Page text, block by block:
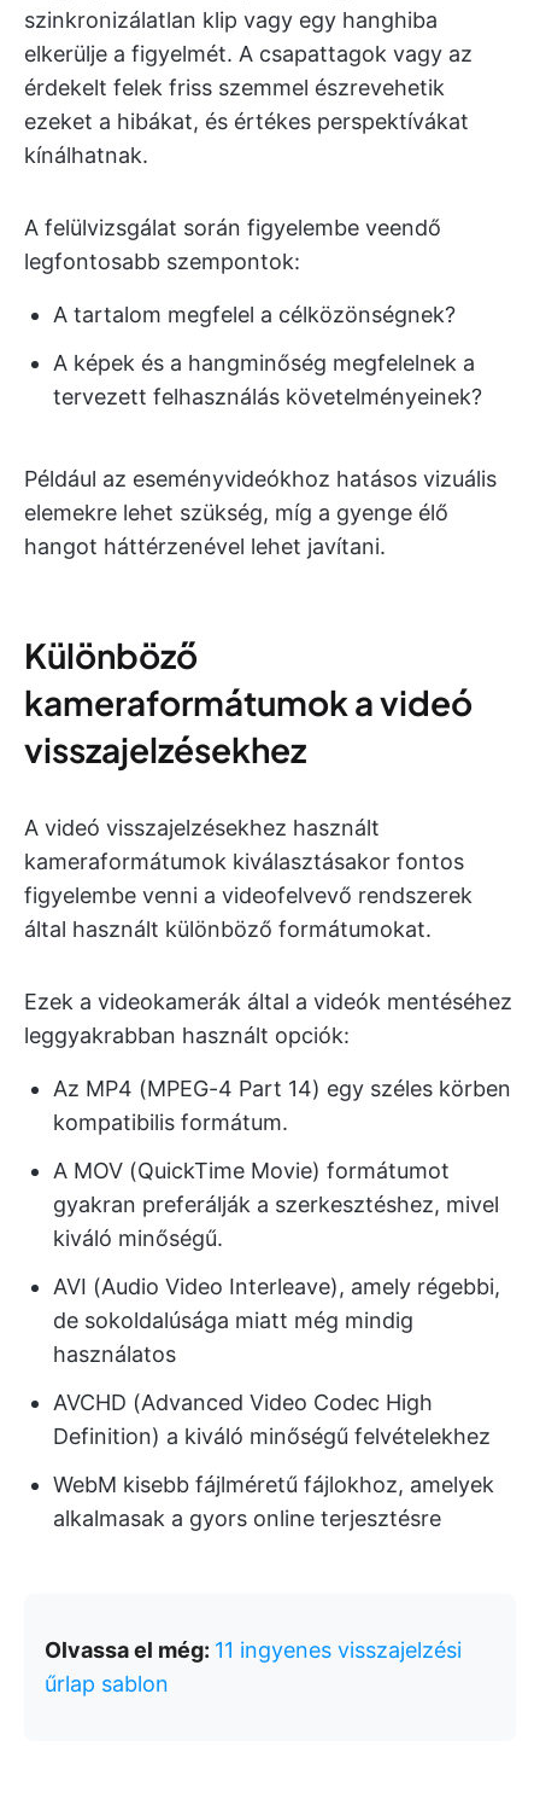
szinkronizálatlan klip vagy egy hanghiba
elkerülje a figyelmét. A csapattagok vagy az
érdekelt felek friss szemmel észrevehetik
ezeket a hibákat, és értékes perspektívákat
kínálhatnak.
A felülvizsgálat során figyelembe veendő
legfontosabb szempontok:
A tartalom megfelel a célközönségnek?
A képek és a hangminőség megfelelnek a
tervezett felhasználás követelményeinek?
Például az eseményvideókhoz hatásos vizuális
elemekre lehet szükség, míg a gyenge élő
hangot háttérzenével lehet javítani.
Különböző
kameraformátumok a videó
visszajelzésekhez
A videó visszajelzésekhez használt
kameraformátumok kiválasztásakor fontos
figyelembe venni a videofelvevő rendszerek
által használt különböző formátumokat.
Ezek a videokamerák által a videók mentéséhez
leggyakrabban használt opciók:
Az MP4 (MPEG-4 Part 14) egy széles körben
kompatibilis formátum.
A MOV (QuickTime Movie) formátumot
gyakran preferálják a szerkesztéshez, mivel
kiváló minőségű.
AVI (Audio Video Interleave), amely régebbi,
de sokoldalúsága miatt még mindig
használatos
AVCHD (Advanced Video Codec High
Definition) a kiváló minőségű felvételekhez
WebM kisebb fájlméretű fájlokhoz, amelyek
alkalmasak a gyors online terjesztésre
Olvassa el még: 11 ingyenes visszajelzési
űrlap sablon